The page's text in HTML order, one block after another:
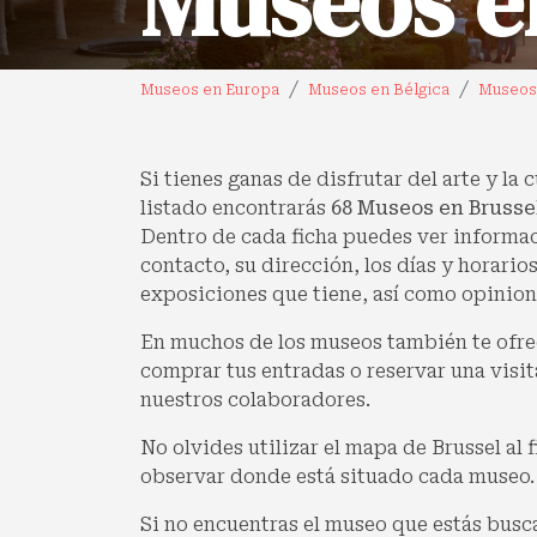
Museos en Europa Museos en Bélgica
Si tienes ganas de disfrutar del arte y la
listado encontrarás 68 Museos en
Dentro de cada ficha puedes ver
contacto, su dirección, los días y
exposiciones que tiene, así como
En muchos de los museos también te
comprar tus entradas o reservar una
nuestros colaboradores.
No olvides utilizar el mapa de Brussel al
observar donde está situado cada museo.
Si no encuentras el museo que estás